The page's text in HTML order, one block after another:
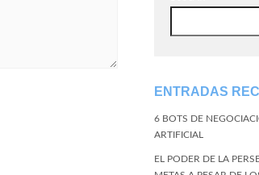
ENTRADAS
6 BOTS DE
ARTIFICIAL
EL PODER DE LA